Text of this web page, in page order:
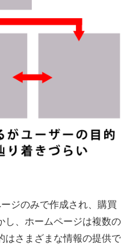
ジのみで作成され、購買
し、ホームページは複数の
はさまざまな情報の提供で